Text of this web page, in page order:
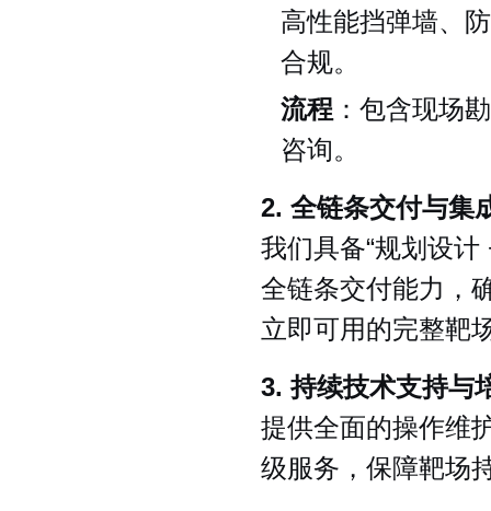
高性能挡弹墙、
合规。
流程 ：包含现场
咨询。
2. 全链条交付与集
我们具备“规划设
全链条交付能力，
立即可用的完整靶
3. 持续技术支持与
提供全面的操作维
级服务，保障靶场